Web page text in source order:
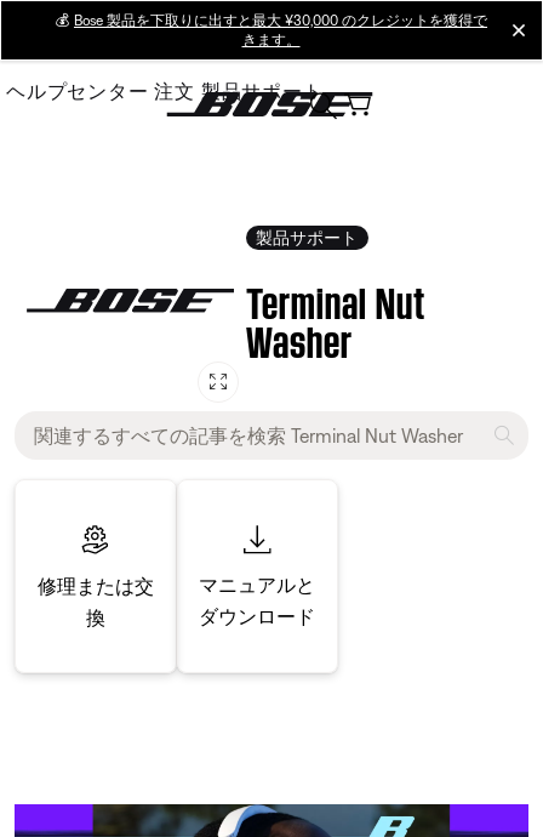
Main
💰 Bose 製品を下取りに出すと最大 ¥30,000 のクレジットを獲得で
きます。
ヘルプセンター 注文 製品サポート
製品サポート
Terminal Nut
Washer
修理または交
換
マニュアルと
ダウンロード